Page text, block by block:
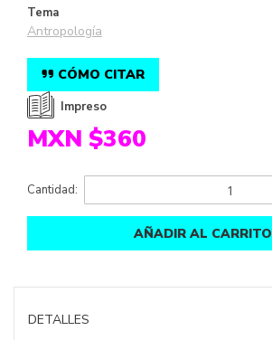
Tema
Antropología
CÓMO CITAR
Impreso
MXN $360
Cantidad:
AÑADIR AL CARRITO
DETALLES